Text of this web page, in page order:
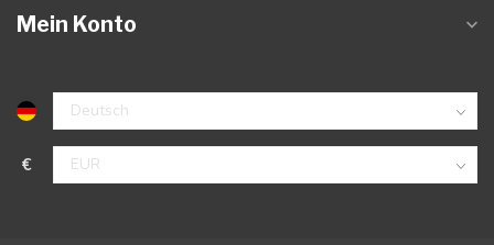
Mein Konto
€